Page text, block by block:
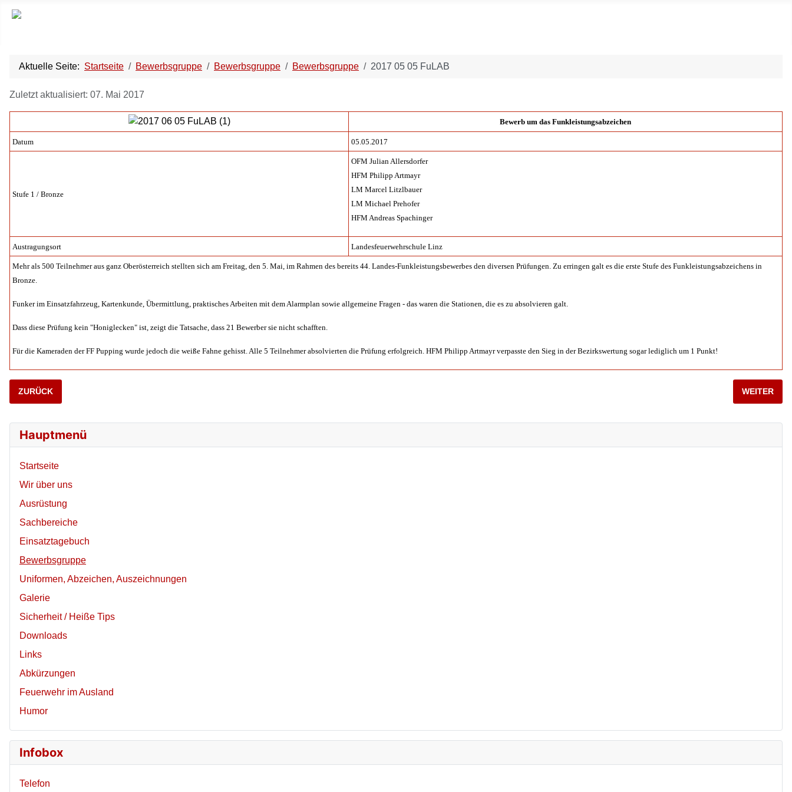
Hauptmenü
Startseite
Wir über uns
Ausrüstung
Sachbereiche
Einsatztagebuch
Bewerbsgruppe
Uniformen, Abzeichen, Auszeichnungen
Galerie
Sicherheit / Heiße Tips
Downloads
Links
Abkürzungen
Feuerwehr im Ausland
Humor
Infobox
Telefon
Aktuelle Seite: Startseite Bewerbsgruppe Bewerbsgruppe Bewerbsgruppe 2017 05 05 FuLAB
Zuletzt aktualisiert: 07. Mai 2017
Bewerb um das Funkleistungsabzeichen
Datum 05.05.2017
Stufe 1 / Bronze
OFM Julian Allersdorfer
HFM Philipp Artmayr
LM Marcel Litzlbauer
LM Michael Prehofer
HFM Andreas Spachinger
Austragungsort Landesfeuerwehrschule Linz
Mehr als 500 Teilnehmer aus ganz Oberösterreich stellten sich am Freitag, den 5. Mai, im Rahmen des bereits 44. Landes-Funkleistungsbewerbes den diversen Prüfungen. Zu erringen galt es die erste Stufe des Funkleistungsabzeichens in
Bronze.
Funker im Einsatzfahrzeug, Kartenkunde, Übermittlung, praktisches Arbeiten mit dem Alarmplan sowie allgemeine Fragen - das waren die Stationen, die es zu absolvieren galt.
Dass diese Prüfung kein "Honiglecken" ist, zeigt die Tatsache, dass 21 Bewerber sie nicht schafften.
Für die Kameraden der FF Pupping wurde jedoch die weiße Fahne gehisst. Alle 5 Teilnehmer absolvierten die Prüfung erfolgreich. HFM Philipp Artmayr verpasste den Sieg in der Bezirkswertung sogar lediglich um 1 Punkt!
VORHERIGER BEITRAG: 2017 05 19 WLAG LINZ
ZURÜCK NÄCHSTER
WEITER